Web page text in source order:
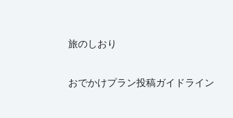
旅のしおり
おでかけプラン投稿ガイドライン